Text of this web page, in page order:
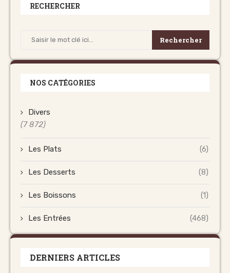
RECHERCHER
Rechercher
NOS CATÉGORIES
Divers
(7 872)
Les Plats (6)
Les Desserts (8)
Les Boissons (1)
Les Entrées (468)
DERNIERS ARTICLES